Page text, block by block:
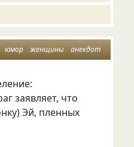
юмор женщины анекдот
заявляет, что
Эй, пленных